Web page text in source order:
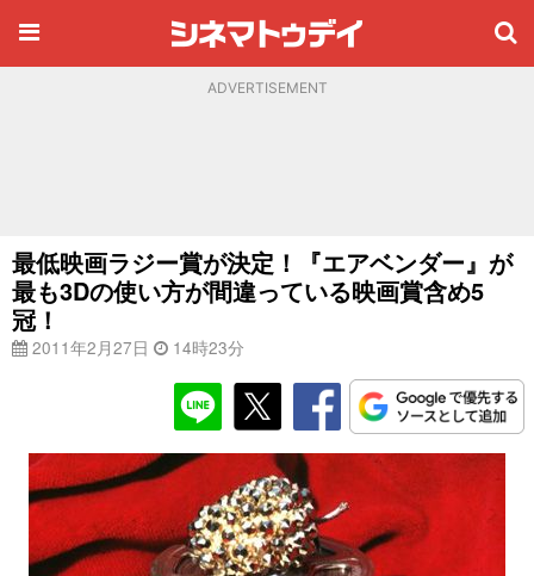
ADVERTISEMENT
最低映画ラジー賞が決定！『エアベンダー』が
最も3Dの使い方が間違っている映画賞含め5
冠！
2011年2月27日 14時23分